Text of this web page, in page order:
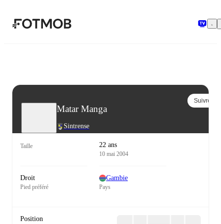
Matar Manga
Sintrense
Suivre
Taille 22 ans
10 mai 2004
Droit
Pied préféré
Gambie
Pays
Position